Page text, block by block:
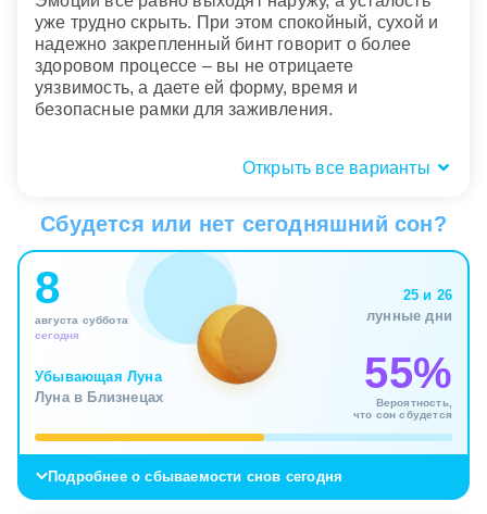
уже трудно скрыть. При этом спокойный, сухой и
надежно закрепленный бинт говорит о более
здоровом процессе – вы не отрицаете
уязвимость, а даете ей форму, время и
безопасные рамки для заживления.
Открыть все варианты
работе?
Место сна подсказывает, в какой сфере жизни вы
сейчас особенно бережете уязвимое место. Бинт
дома связан с личными границами, семейной
атмосферой и тем, что хочется скрыть от самых
близких. В больнице сон сильнее говорит о
признании проблемы: вы уже понимаете, что
одной силы воли мало и нужна поддерживающая
Если бинт появляется на работе или на улице,
тема касается социального лица и страха
показать слабость там, где хочется выглядеть
Сбудется или нет сегодняшний сон?
8
августа суббота
сегодня
Убывающая Луна
Луна в Близнецах
25 и 26
лунные дни
55%
Вероятность,
что сон сбудется
Подробнее о сбываемости снов сегодня